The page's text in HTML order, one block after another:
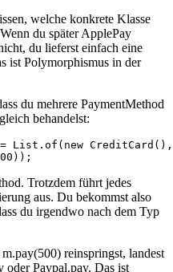
welche konkrete Klasse
du später ApplePay
du lieferst einfach eine
ist Polymorphismus in der
du mehrere PaymentMethod
behandelst:
= List.of(new
Trotzdem führt jedes
aus. Du bekommst also
du irgendwo nach dem Typ
reinspringst, landest
Paypal.pay. Das ist